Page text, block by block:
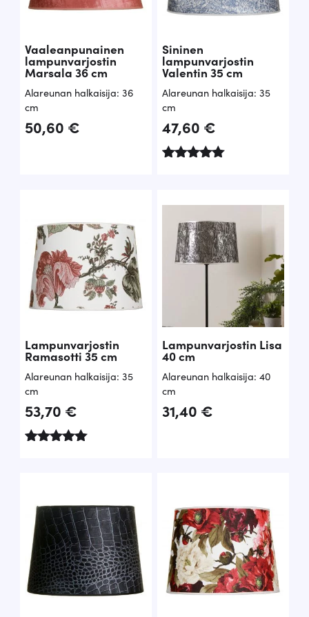
Vaaleanpunainen
lampunvarjostin
Marsala 36 cm
Alareunan halkaisija: 36
cm
50,60 €
Sininen
lampunvarjostin
Valentin 35 cm
Alareunan halkaisija: 35
cm
47,60 €
/ 5
Lampunvarjostin
Ramasotti 35 cm
Alareunan halkaisija: 35
cm
53,70 €
Lampunvarjostin Lisa
40 cm
Alareunan halkaisija: 40
cm
31,40 €